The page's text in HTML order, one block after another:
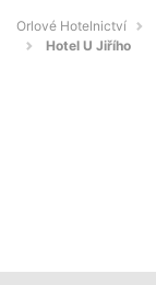
Orlové Hotelnictví
Hotel U Jiřího